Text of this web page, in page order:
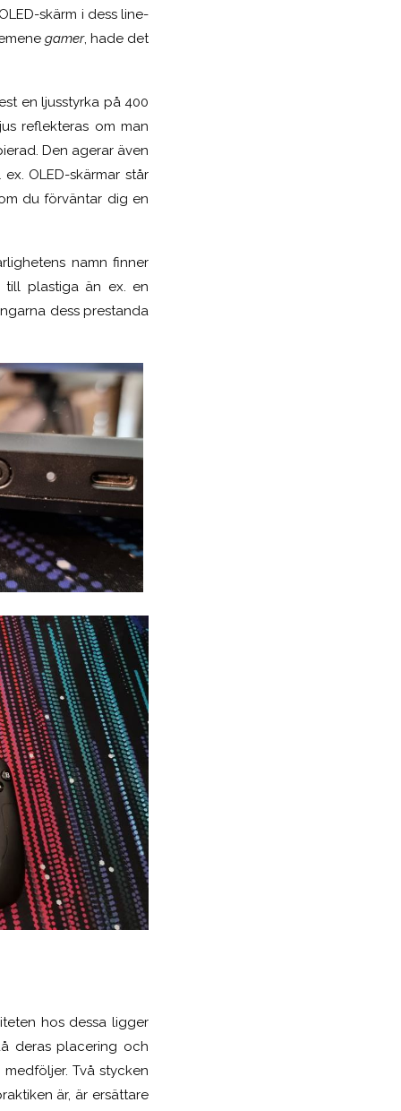
skärm i dess line-
gamer, hade det
en ljusstyrka på 400
reflekteras om man
Den agerar även
OLED-skärmar står
du förväntar dig en
namn finner
till plastiga än ex. en
dess prestanda
hos dessa ligger
deras placering och
Två stycken
är, är ersättare